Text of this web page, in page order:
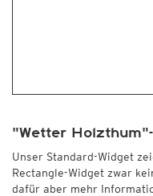
"Wetter
Unser Standard-Widget
Rectangle-Widget zwar
dafür aber mehr